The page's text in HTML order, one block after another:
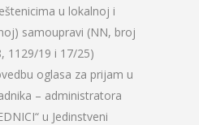
u lokalnoj i
samoupravi (NN, broj
1129/19 i 17/25)
oglasa za prijam u
– administratora
u Jedinstveni